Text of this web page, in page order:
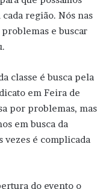
região. Nós nas
e buscar
classe é busca pela
em Feira de
por problemas, mas
em busca da
vezes é complicada
do evento o